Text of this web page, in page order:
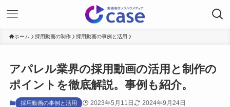
ホーム 採用動画の制作 採用動画の事例と活用
アパレル業界の採用動画の活用と制作の
ポイントを徹底解説。事例も紹介。
採用動画の事例と活用 2023年5月11日 2024年9月24日